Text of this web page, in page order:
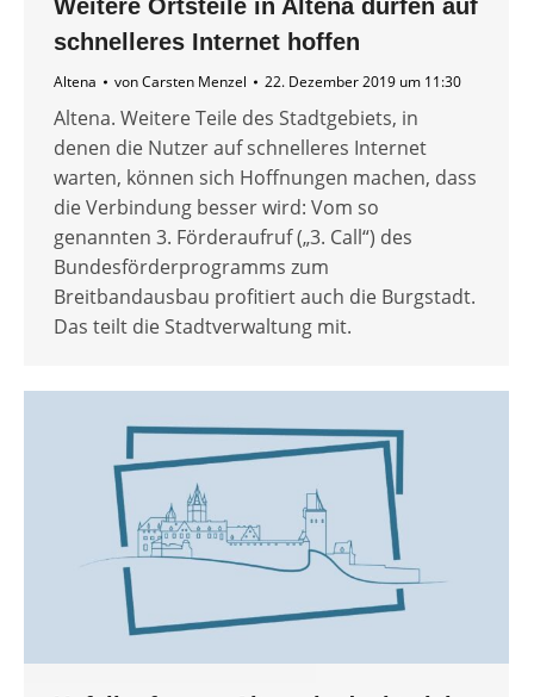
Weitere Ortsteile in Altena dürfen auf
schnelleres Internet hoffen
Altena vonCarsten Menzel 22. Dezember 2019 um 11:30
Altena. Weitere Teile des Stadtgebiets, in
denen die Nutzer auf schnelleres Internet
warten, können sich Hoffnungen machen, dass
die Verbindung besser wird: Vom so
genannten 3. Förderaufruf („3. Call“) des
Bundesförderprogramms zum
Breitbandausbau profitiert auch die Burgstadt.
Das teilt die Stadtverwaltung mit.